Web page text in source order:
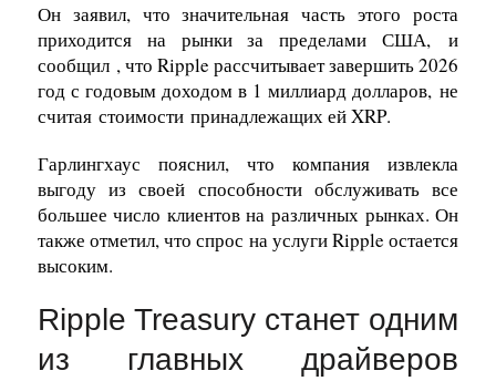
Он заявил, что значительная часть этого роста
приходится на рынки за пределами США,и
сообщил , что Ripple рассчитывает завершить 2026
год с годовым доходом в 1 миллиард долларов,не
считая стоимости принадлежащих ей XRP.
Гарлингхаус пояснил, что компания извлекла
выгоду из своей способности обслуживать все
большее число клиентов на различных рынках. Он
также отметил, что спрос на услуги Ripple остается
высоким.
Ripple Treasury станет одним
из главных драйверов